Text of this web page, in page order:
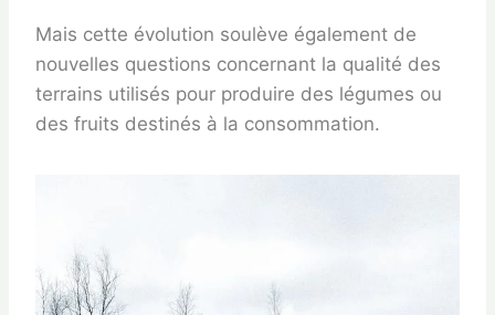
Mais cette évolution soulève également de
nouvelles questions concernant la qualité des
terrains utilisés pour produire des légumes ou
des fruits destinés à la consommation.